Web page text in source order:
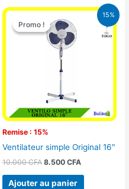
15%
Promo !
Remise : 15%
Promo !
Ventilateur simple Original 16″
10.000CFA
Le
prix
initial
était :
10.000 CFA.
8.500 CFA
Le
Ajouter au panier